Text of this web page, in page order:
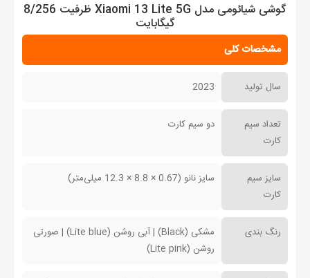
گوشی شیائومی مدل Xiaomi 13 Lite 5G ظرفیت 8/256
گیگابایت
مشخصات کلی
سال تولید 2023
تعداد سیم
کارت
دو سیم کارت
سایز سیم
کارت
سایز نانو (0.67 × 8.8 × 12.3 میلی‌متر)
رنگ بندی
مشکی (Black) | آبی روشن (Lite blue) | صورتی
روشن (Lite pink)